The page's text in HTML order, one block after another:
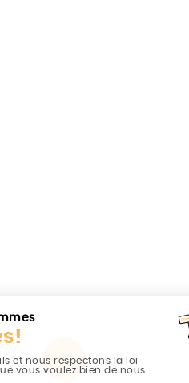
et nous respectons la loi
vous voulez bien de nous